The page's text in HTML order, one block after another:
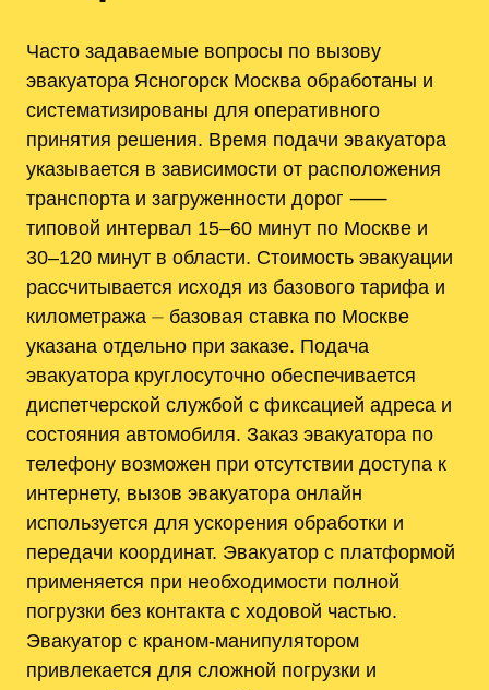
Часто задаваемые вопросы по вызову
эвакуатора Ясногорск Москва обработаны и
систематизированы для оперативного
принятия решения. Время подачи эвакуатора
указывается в зависимости от расположения
транспорта и загруженности дорог ⸺
типовой интервал 15–60 минут по Москве и
30–120 минут в области. Стоимость эвакуации
рассчитывается исходя из базового тарифа и
километража ⏤ базовая ставка по Москве
указана отдельно при заказе. Подача
эвакуатора круглосуточно обеспечивается
диспетчерской службой с фиксацией адреса и
состояния автомобиля. Заказ эвакуатора по
телефону возможен при отсутствии доступа к
интернету, вызов эвакуатора онлайн
используется для ускорения обработки и
передачи координат. Эвакуатор с платформой
применяется при необходимости полной
погрузки без контакта с ходовой частью.
Эвакуатор с краном-манипулятором
привлекается для сложной погрузки и